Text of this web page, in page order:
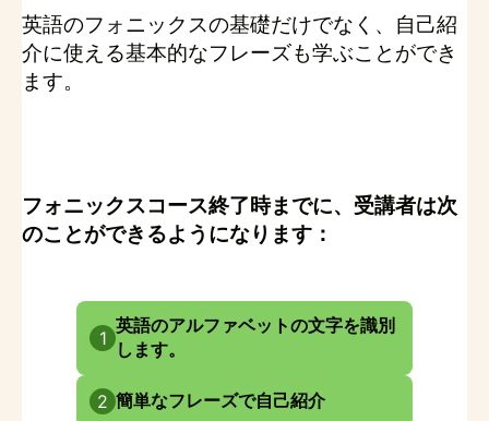
英語のフォニックスの基礎だけでなく、自己紹
介に使える基本的なフレーズも学ぶことができ
ます。
フォニックスコース終了時までに、受講者は次
のことができるようになります：
1
英語のアルファベットの文字を識別
します。
2 簡単なフレーズで自己紹介